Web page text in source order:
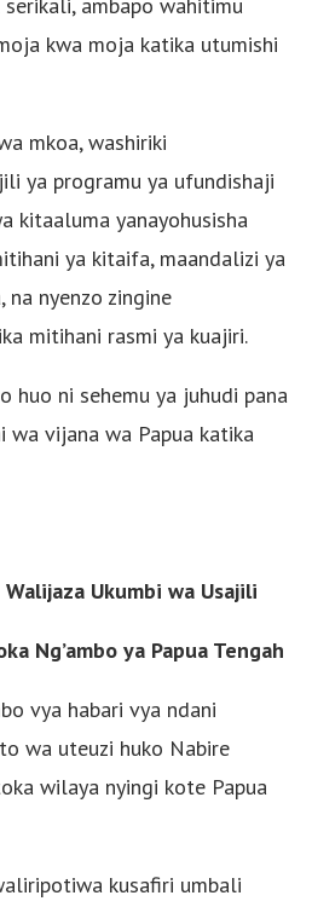
kwa moja katika utumishi
mkoa, washiriki
ya programu ya ufundishaji
kitaaluma yanayohusisha
ya kitaifa, maandalizi ya
nyenzo zingine
mitihani rasmi ya kuajiri.
huo ni sehemu ya juhudi pana
wa vijana wa Papua katika
Ukumbi wa Usajili
Ng’ambo ya Papua Tengah
vya habari vya ndani
wa uteuzi huko Nabire
wilaya nyingi kote Papua
kusafiri umbali